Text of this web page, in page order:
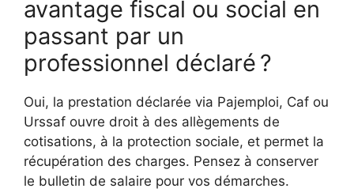
avantage fiscal ou social en
passant par un
professionnel déclaré ?
Oui, la prestation déclarée via Pajemploi, Caf ou
Urssaf ouvre droit à des allègements de
cotisations, à la protection sociale, et permet la
récupération des charges. Pensez à conserver
le bulletin de salaire pour vos démarches.